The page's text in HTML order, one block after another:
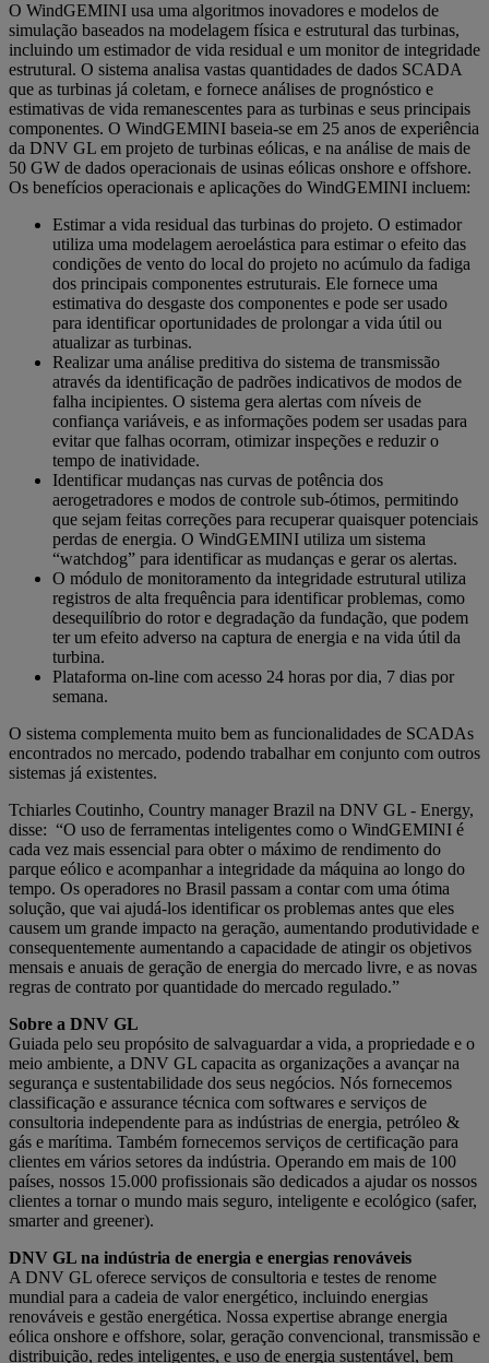
O WindGEMINI usa uma algoritmos inovadores e modelos de
simulação baseados na modelagem física e estrutural das turbinas,
incluindo um estimador de vida residual e um monitor de integridade
estrutural. O sistema analisa vastas quantidades de dados SCADA
que as turbinas já coletam, e fornece análises de prognóstico e
estimativas de vida remanescentes para as turbinas e seus principais
componentes. O WindGEMINI baseia-se em 25 anos de experiência
da DNV GL em projeto de turbinas eólicas, e na análise de mais de
50 GW de dados operacionais de usinas eólicas onshore e offshore.
Os benefícios operacionais e aplicações do WindGEMINI incluem:
Estimar a vida residual das turbinas do projeto. O estimador
utiliza uma modelagem aeroelástica para estimar o efeito das
condições de vento do local do projeto no acúmulo da fadiga
dos principais componentes estruturais. Ele fornece uma
estimativa do desgaste dos componentes e pode ser usado
para identificar oportunidades de prolongar a vida útil ou
atualizar as turbinas.
Realizar uma análise preditiva do sistema de transmissão
através da identificação de padrões indicativos de modos de
falha incipientes. O sistema gera alertas com níveis de
confiança variáveis, e as informações podem ser usadas para
evitar que falhas ocorram, otimizar inspeções e reduzir o
tempo de inatividade.
Identificar mudanças nas curvas de potência dos
aerogetradores e modos de controle sub-ótimos, permitindo
que sejam feitas correções para recuperar quaisquer potenciais
perdas de energia. O WindGEMINI utiliza um sistema
“watchdog” para identificar as mudanças e gerar os alertas.
O módulo de monitoramento da integridade estrutural utiliza
registros de alta frequência para identificar problemas, como
desequilíbrio do rotor e degradação da fundação, que podem
ter um efeito adverso na captura de energia e na vida útil da
turbina.
Plataforma on-line com acesso 24 horas por dia, 7 dias por
semana.
O sistema complementa muito bem as funcionalidades de SCADAs
encontrados no mercado, podendo trabalhar em conjunto com outros
sistemas já existentes.
Tchiarles Coutinho, Country manager Brazil na DNV GL - Energy,
disse: “O uso de ferramentas inteligentes como o WindGEMINI é
cada vez mais essencial para obter o máximo de rendimento do
parque eólico e acompanhar a integridade da máquina ao longo do
tempo. Os operadores no Brasil passam a contar com uma ótima
solução, que vai ajudá-los identificar os problemas antes que eles
causem um grande impacto na geração, aumentando produtividade e
consequentemente aumentando a capacidade de atingir os objetivos
mensais e anuais de geração de energia do mercado livre, e as novas
regras de contrato por quantidade do mercado regulado.”
Sobre a DNV GL
Guiada pelo seu propósito de salvaguardar a vida, a propriedade e o
meio ambiente, a DNV GL capacita as organizações a avançar na
segurança e sustentabilidade dos seus negócios. Nós fornecemos
classificação e assurance técnica com softwares e serviços de
consultoria independente para as indústrias de energia, petróleo &
gás e marítima. Também fornecemos serviços de certificação para
clientes em vários setores da indústria. Operando em mais de 100
países, nossos 15.000 profissionais são dedicados a ajudar os nossos
clientes a tornar o mundo mais seguro, inteligente e ecológico (safer,
smarter and greener).
DNV GL na indústria de energia e energias renováveis
A DNV GL oferece serviços de consultoria e testes de renome
mundial para a cadeia de valor energético, incluindo energias
renováveis e gestão energética. Nossa expertise abrange energia
eólica onshore e offshore, solar, geração convencional, transmissão e
distribuição, redes inteligentes, e uso de energia sustentável, bem